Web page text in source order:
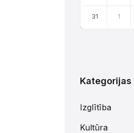
31 1
Kategorijas
Izglītība
Kultūra